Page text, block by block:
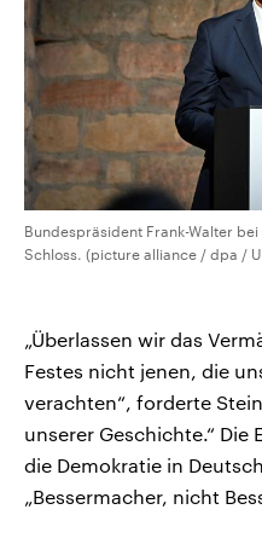
Bundespräsident Frank-Walter
Schloss. (picture alliance / dpa /
„Überlassen wir das
Festes nicht jenen, die
verachten“, forderte
unserer Geschichte.“
die Demokratie in
„Bessermacher, nicht